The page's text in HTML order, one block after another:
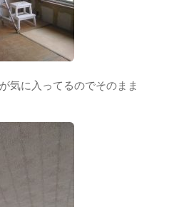
気に入ってるのでそのまま